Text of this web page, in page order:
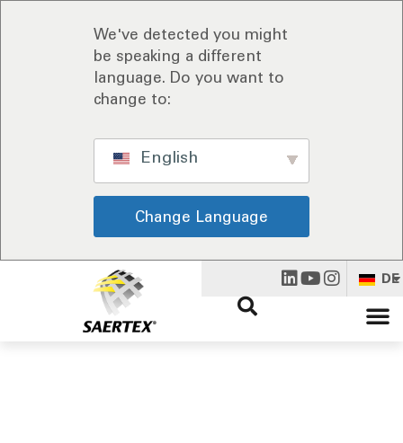
We've detected you might
be speaking a different
language. Do you want to
change to:
English
Change Language
DE